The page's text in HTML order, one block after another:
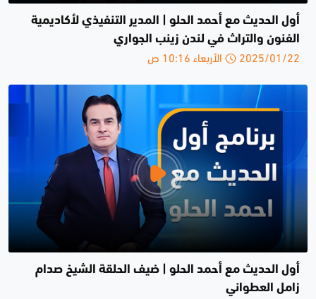
أول الحديث مع أحمد الحلو | المدير التنفيذي لأكاديمية
الفنون والتراث في لندن زينب الجواري
2025/01/22 الأربعاء 10:16 ص
أول الحديث مع أحمد الحلو | ضيف الحلقة الشيخ صدام
زامل العطواني